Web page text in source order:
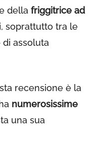
dellafriggitrice ad
soprattutto tra le
assoluta
recensione è la
numerosissime
una sua